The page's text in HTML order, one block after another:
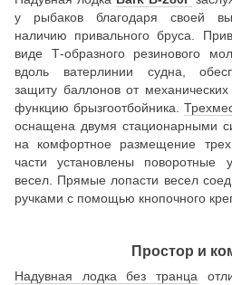
у рыбаков благодаря своей
наличию привального бруса.
виде Т-образного резинового
вдоль ватерлинии судна,
защиту баллонов от
функцию брызгоотбойника.
оснащена двумя стационарными
на комфортное размещение
части установлены поворотные
весел. Прямые лопасти весел
ручками с помощью кнопочного
Простор и
Надувная лодка без транца